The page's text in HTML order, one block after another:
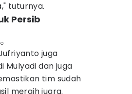
tuturnya.
Persib
juga
Mulyadi dan juga
tim sudah
meraih juara.